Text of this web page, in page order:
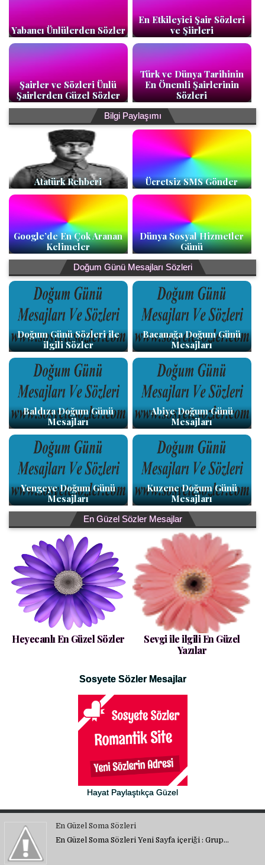
Yabancı Ünlülerden Sözler
En Etkileyici Şair Sözleri
ve Şiirleri
Şairler ve Sözleri Ünlü
Şairlerden Güzel Sözler
Türk ve Dünya Tarihinin
En Önemli Şairlerinin
Sözleri
Bilgi Paylaşımı
Atatürk Rehberi Ücretsiz SMS Gönder
Google’de En Çok Aranan
Kelimeler
Dünya Sosyal Hizmetler
Günü
Doğum Günü Mesajları Sözleri
Doğum Günü Sözleri ile
ilgili Sözler
Bacanağa Doğum Günü
Mesajları
Baldıza Doğum Günü
Mesajları
Abiye Doğum Günü
Mesajları
Yengeye Doğum Günü
Mesajları
Kuzene Doğum Günü
Mesajları
En Güzel Sözler Mesajlar
Heyecanlı En Güzel Sözler
Sevgi ile ilgili En Güzel
Yazılar
Sosyete Sözler Mesajlar
Hayat Paylaştıkça Güzel
En Güzel Soma Sözleri
En Güzel Soma Sözleri Yeni Sayfa içeriği : Grup…